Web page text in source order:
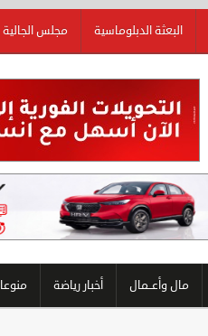
البعثة الدبلوماسية مجلس الجالية
مال وأعــمال أخبار رياضة